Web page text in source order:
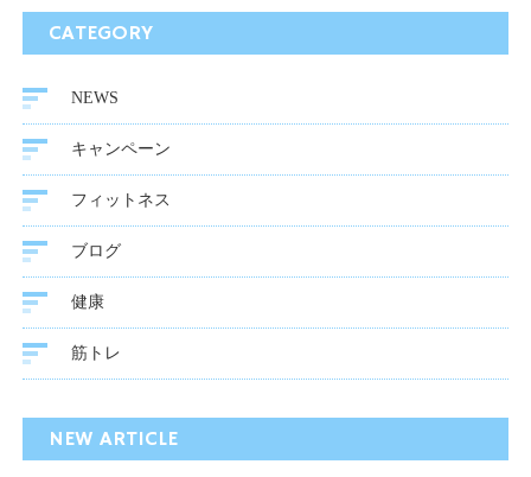
CATEGORY
NEWS
キャンペーン
フィットネス
ブログ
健康
筋トレ
NEW ARTICLE